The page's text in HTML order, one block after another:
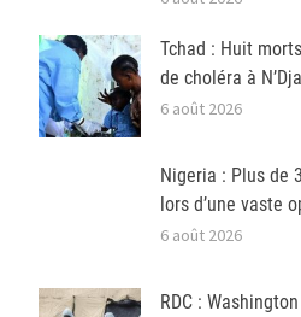
Tchad : Huit
de choléra à
6 août 2026
Nigeria : Plus de
lors d’une vaste
6 août 2026
RDC :